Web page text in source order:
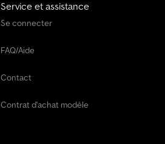
Service et assistance
Se connecter
FAQ/Aide
Contact
Contrat d'achat modèle